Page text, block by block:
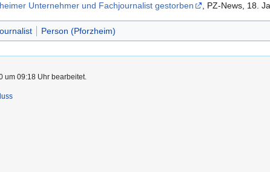
Unternehmer und Fachjournalist gestorben , PZ-News, 18.
Person (Pforzheim)
um 09:18 Uhr bearbeitet.